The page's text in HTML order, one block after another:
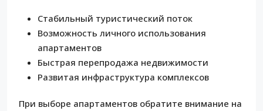
Стабильный туристический поток
Возможность личного использования
апартаментов
Быстрая перепродажа недвижимости
Развитая инфраструктура комплексов
При выборе апартаментов обратите внимание на